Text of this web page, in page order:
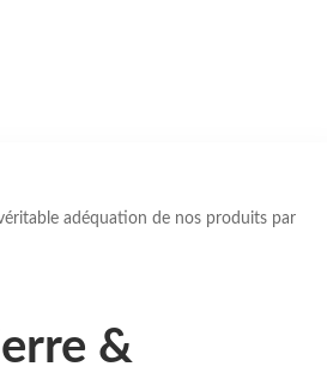
adéquation de nos produits par
&